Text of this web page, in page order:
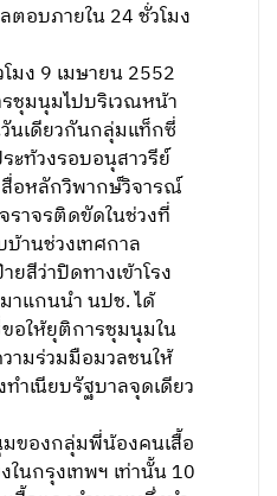
ตอบภายใน 24 ชั่วโมง
มง 9 เมษายน 2552
ชุมนุมไปบริเวณหน้า
วันเดียวกันกลุ่มแท็กซี่
ะท้วงรอบอนุสาวรีย์
อหลักวิพากษ์วิจารณ์
ราจรติดขัดในช่วงที่
านช่วงเทศกาล
สีว่าปิดทางเข้าโรง
าแกนนำ นปช. ได้
อให้ยุติการชุมนุมใน
มร่วมมือมวลชนให้
ำเนียบรัฐบาลจุดเดียว
ของกลุ่มพี่น้องคนเสื้อ
นกรุงเทพฯ เท่านั้น 10